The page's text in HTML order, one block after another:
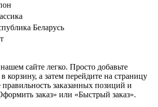
Беларусь
сайте легко. Просто добавьте
корзину, а затем перейдите на страницу
правильность заказанных позиций и
заказ» или «Быстрый заказ».